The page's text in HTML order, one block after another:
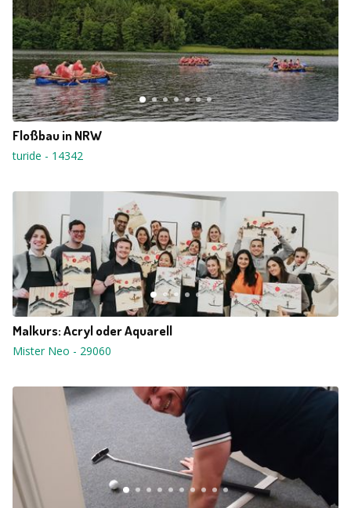
Floßbau in NRW
turide - 14342
Malkurs: Acryl oder Aquarell
Mister Neo - 29060